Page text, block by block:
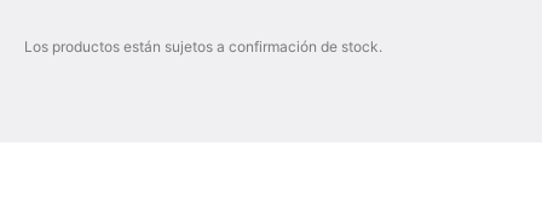
Los productos están sujetos a confirmación de stock.